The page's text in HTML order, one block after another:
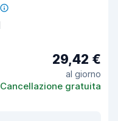
29,42 €
al giorno
Cancellazione gratuita